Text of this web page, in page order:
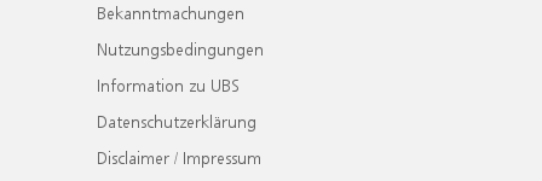
Bekanntmachungen
Nutzungsbedingungen
Information zu UBS
Datenschutzerklärung
Disclaimer / Impressum